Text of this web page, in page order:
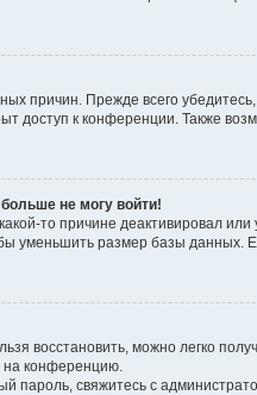
причин. Прежде всего
доступ к конференции. Также
не могу войти!
то причине деактивировал
уменьшить размер базы данных.
восстановить, можно легко
на конференцию.
пароль, свяжитесь с